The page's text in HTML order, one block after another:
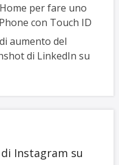
per fare uno
con Touch ID
aumento del
di LinkedIn su
Instagram su